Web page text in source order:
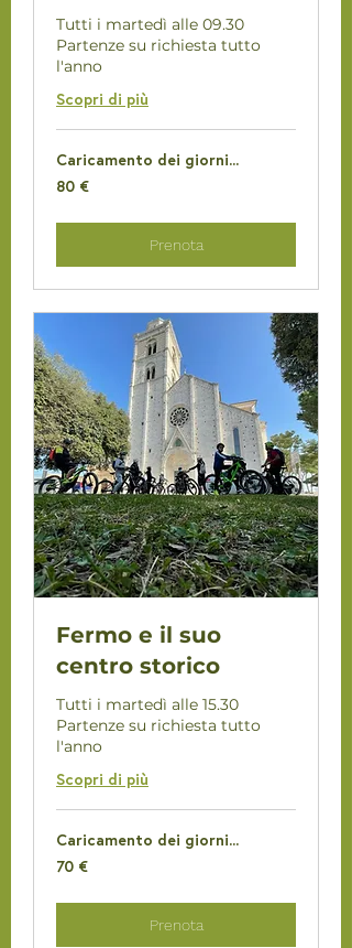
Tutti i martedì alle 09.30
Partenze su richiesta tutto
l'anno
Scopri di più
Caricamento dei giorni...
80
euro
80 €
Prenota
Fermo e il suo
centro storico
Tutti i martedì alle 15.30
Partenze su richiesta tutto
l'anno
Scopri di più
Caricamento dei giorni...
70
euro
70 €
Prenota